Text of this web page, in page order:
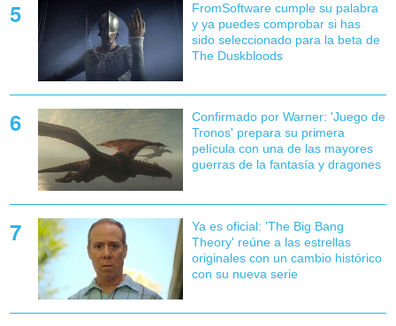
FromSoftware cumple su palabra
y ya puedes comprobar si has
sido seleccionado para la beta de
The Duskbloods
Confirmado por Warner: 'Juego de
Tronos' prepara su primera
película con una de las mayores
guerras de la fantasía y dragones
Ya es oficial: 'The Big Bang
Theory' reúne a las estrellas
originales con un cambio histórico
con su nueva serie